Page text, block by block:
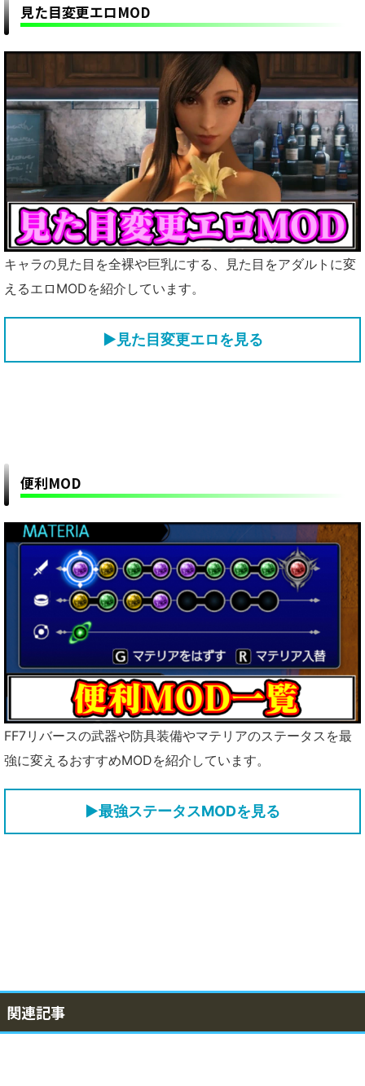
見た目変更エロMOD
キャラの見た目を全裸や巨乳にする、見た目をアダルトに変
えるエロMODを紹介しています。
▶見た目変更エロを見る
便利MOD
FF7リバースの武器や防具装備やマテリアのステータスを最
強に変えるおすすめMODを紹介しています。
▶最強ステータスMODを見る
関連記事